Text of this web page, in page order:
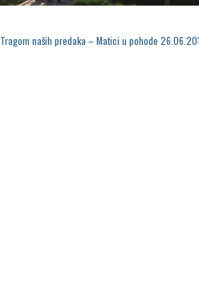
Tragom naših predaka – Matici u pohode